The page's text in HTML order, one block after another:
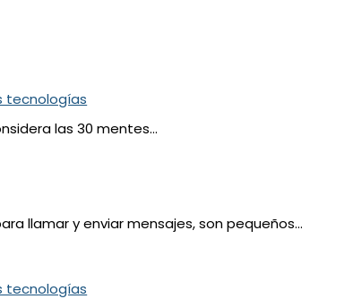
tecnologías
las 30 mentes…
llamar y enviar mensajes, son pequeños…
tecnologías